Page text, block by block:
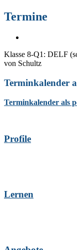
Termine
Klasse 8-Q1: DELF
von Schultz
Terminkalender
Terminkalender als
Profile
Lernen